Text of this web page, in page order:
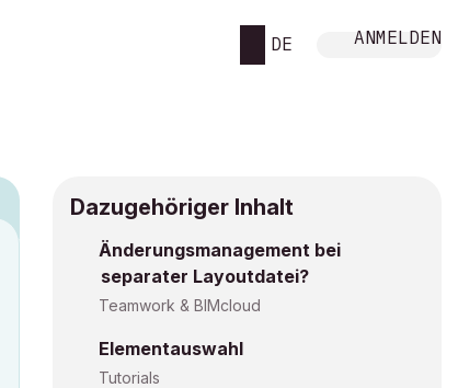
DE ANMELDEN
Dazugehöriger Inhalt
Änderungsmanagement bei
separater Layoutdatei?
Teamwork & BIMcloud
Elementauswahl
Tutorials